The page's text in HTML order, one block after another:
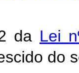
da Lei
do